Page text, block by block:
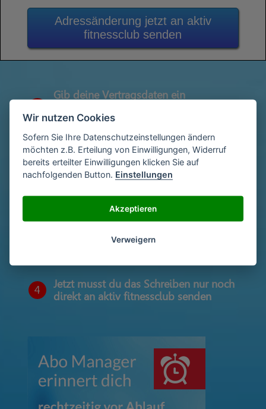
Adressänderung jetzt an aktiv
fitnessclub senden
Gib deine Vertragsdaten ein
Abrechnung)
2
Gib deinen Namen und deine Adresse
ein
Unterschriebe das Schreiben mit deinem
Namen oder lade eine Unterschrift hoch
4
Jetzt musst du das Schreiben nur noch
direkt an aktiv fitnessclub senden
Wir nutzen Cookies
Sofern Sie Ihre Datenschutzeinstellungen ändern
möchten z.B. Erteilung von Einwilligungen, Widerruf
bereits erteilter Einwilligungen klicken Sie auf
nachfolgenden Button. Einstellungen
Akzeptieren
Verweigern